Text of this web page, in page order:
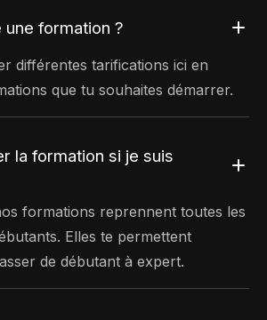
formation ?
différentes tarifications ici en
que tu souhaites démarrer.
la formation si je suis
formations reprennent toutes les
Elles te permettent
de débutant à expert.